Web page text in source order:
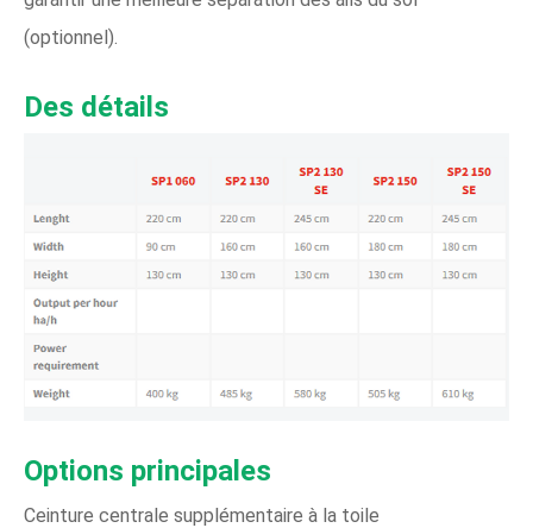
(optionnel).
Des détails
Options principales
Ceinture centrale supplémentaire à la toile